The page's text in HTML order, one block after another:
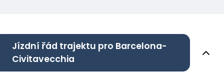
Jízdní řád trajektu pro Barcelona-
Civitavecchia